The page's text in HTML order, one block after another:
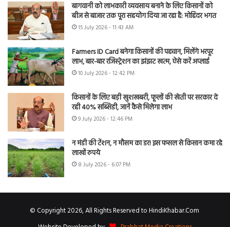
बागवानी को लाभकारी व्यवसाय बनाने के लिए किसानों को
बीज से बाजार तक पूरा सहयोग दिया जा रहा है: मोहिंदर भगत
15 July 2026 - 11:43 AM
Farmers ID Card बनेगा किसानों की पहचान, मिलेंगे भरपूर
लाभ, बार-बार रजिस्ट्रेशन का झंझट खत्म, ऐसे करें अप्लाई
10 July 2026 - 12:42 PM
किसानों के लिए बड़ी खुशखबरी, फूलों की खेती पर सरकार दे
रही 40% सब्सिडी, जानें कैसे मिलेगा लाभ
9 July 2026 - 12:46 PM
न मंडी की टेंशन, न मौसम का डर! इस फसल से किसान कमा रहे
लाखों रुपये
8 July 2026 - 6:07 PM
© Copyright 2026, All Rights Reserved to HindiKhabar.Com